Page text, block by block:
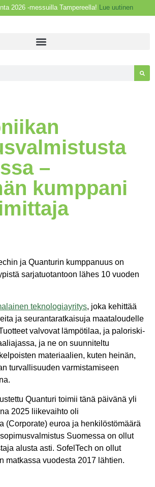
2026 -messuilla Tampereella! Lue uutinen
–
kumppani
ja Quanturin kumppanuus on
sarjatuotantoon lähes 10 vuoden
teknologiayritys, joka kehittää
ja seurantaratkaisuja maataloudelle
valvovat lämpötilaa, ja paloriski-
ja ne on suunniteltu
materiaalien, kuten heinän,
turvallisuuden varmistamiseen
Quanturi toimii tänä päivänä yli
2025 liikevaihto oli
(Corporate) euroa ja henkilöstömäärä
Suomessa on ollut
alusta asti. SofelTech on ollut
matkassa vuodesta 2017 lähtien.